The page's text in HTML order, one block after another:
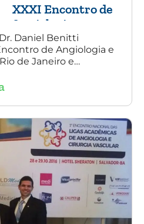
XXXI Encontro de
Angiologia e
Cirurgia Vascular
do Rio de Janeiro
Daniel Benitti
de Angiologia e
de Janeiro e
de aneurisma